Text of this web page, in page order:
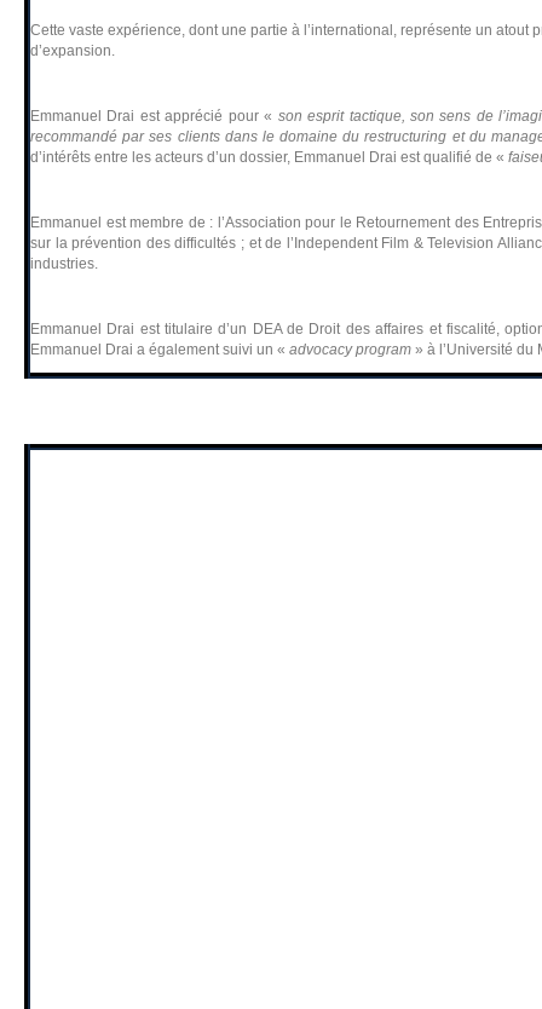
Cette vaste expérience, dont une partie à l’international, représente un
d’expansion.
Emmanuel Drai est apprécié pour « son esprit tactique, son sens de
recommandé par ses clients dans le domaine du restructuring et du
d’intérêts entre les acteurs d’un dossier, Emmanuel Drai est qualifié de «
Emmanuel est membre de : l’Association pour le Retournement des
sur la prévention des difficultés ; et de l’Independent Film & Television
industries.
Emmanuel Drai est titulaire d’un DEA de Droit des affaires et fiscalité,
Emmanuel Drai a également suivi un « advocacy program » à l’Université du